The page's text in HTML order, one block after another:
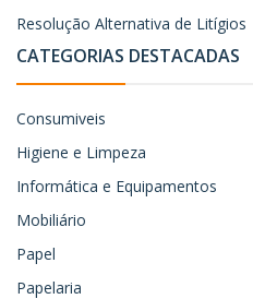
Resolução Alternativa de Litígios
CATEGORIAS DESTACADAS
Consumiveis
Higiene e Limpeza
Informática e Equipamentos
Mobiliário
Papel
Papelaria